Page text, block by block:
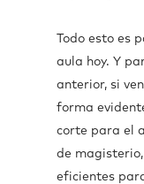
Todo esto es
aula hoy. Y
anterior, si
forma
corte para el
de
eficientes